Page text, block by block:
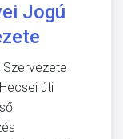
Jogú
úti